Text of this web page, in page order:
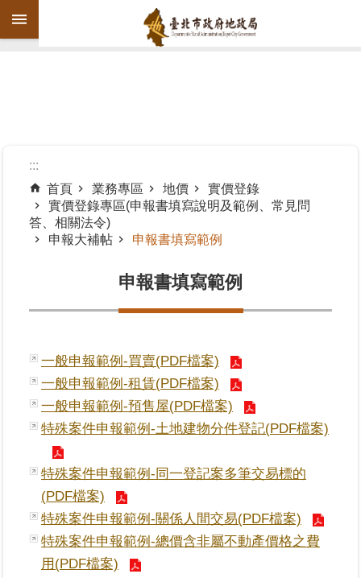
跳到主要內容區塊
機
關
介
訊
業
上
:::
首頁
業務專區 地價
實價登錄
實價登錄專區(申報書填寫說明及範例、常見問
答、相關法令)
申報大補帖
申報書填寫範例
申報書填寫範例
一般申報範例-買賣(PDF檔案)
一般申報範例-租賃(PDF檔案)
一般申報範例-預售屋(PDF檔案)
特殊案件申報範例-土地建物分件登記(PDF檔案)
特殊案件申報範例-同一登記案多筆交易標的
(PDF檔案)
特殊案件申報範例-關係人間交易(PDF檔案)
特殊案件申報範例-總價含非屬不動產價格之費
用(PDF檔案)